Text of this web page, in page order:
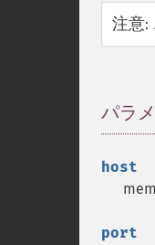
注意:
パラ
host
port